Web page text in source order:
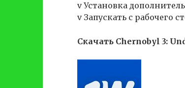
v Установка
v Запускать с рабочего
Скачать Chernobyl 3: